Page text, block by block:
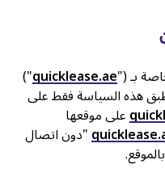
بـ ("quicklease.ae
")
هذه السياسة فقط على
على موقعها
"دون اتصال